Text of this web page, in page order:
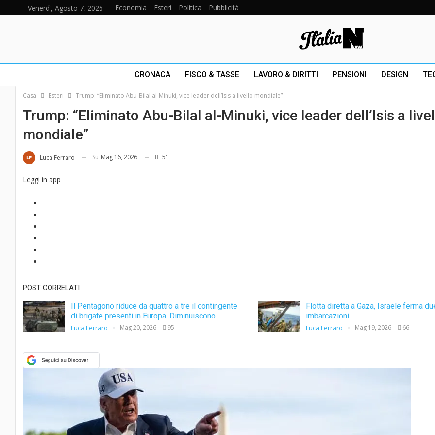
Venerdì, Agosto 7, 2026 Economia Esteri Politica Pubblicità
CRONACA FISCO & TASSE LAVORO & DIRITTI PENSIONI DESIGN
Casa Esteri Trump: “Eliminato Abu-Bilal al-Minuki, vice leader dell’Isis a livello mondiale”
Trump: “Eliminato Abu-Bilal al-Minuki, vice leader dell’Isis a
mondiale”
Luca Ferraro Su Mag 16, 2026 51
Leggi in app
POST CORRELATI
Il Pentagono riduce da quattro a tre il contingente
di brigate presenti in Europa. Diminuiscono…
Luca Ferraro Mag 20, 2026 95
Flotta diretta a Gaza, Israele ferma
imbarcazioni.
Luca Ferraro Mag 19, 2026 66